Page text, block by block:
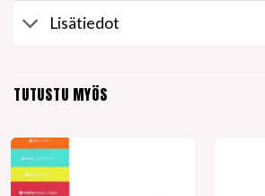
Lisätiedot
TUTUSTU MYÖS